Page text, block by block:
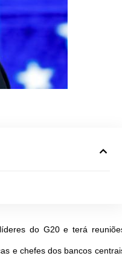
do G20 e terá
e chefes dos bancos